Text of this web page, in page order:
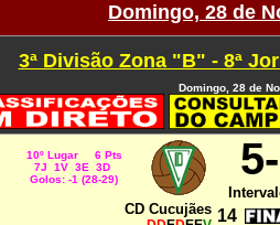
Domingo, 28 de
3ª Divisão Zona "B" - 8ª
Domingo, 28 de
10º Lugar 6 Pts
7J 1V 3E 3D
Golos: -1 (28-29)
5
CD Cucujães 14